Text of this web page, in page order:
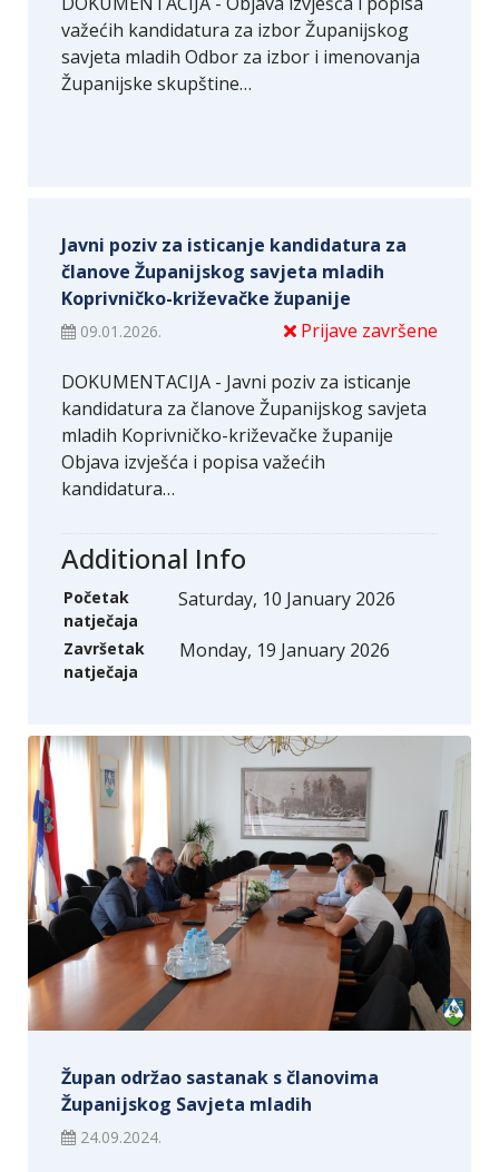
važećih kandidatura za izbor Županijskog
savjeta mladih Odbor za izbor i imenovanja
Županijske skupštine…
Javni poziv za isticanje kandidatura za
članove Županijskog savjeta mladih
Koprivničko-križevačke županije
09.01.2026. Prijave završene
DOKUMENTACIJA - Javni poziv za isticanje
kandidatura za članove Županijskog savjeta
mladih Koprivničko-križevačke županije
Objava izvješća i popisa važećih
kandidatura…
Additional Info
Početak
natječaja
Saturday, 10 January 2026
Završetak
natječaja
Monday, 19 January 2026
Župan održao sastanak s članovima
Županijskog Savjeta mladih
24.09.2024.